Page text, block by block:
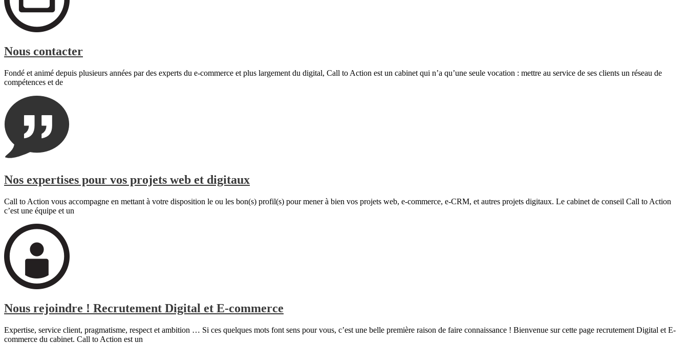
Nous contacter
Fondé et animé depuis plusieurs années par des experts du e-commerce et plus largement du digital, Call to Action est un cabinet qui n’a qu’une seule vocation : mettre au service de ses clients un réseau de
compétences et de
Nos expertises pour vos projets web et digitaux
Call to Action vous accompagne en mettant à votre disposition le ou les bon(s) profil(s) pour mener à bien vos projets web, e-commerce, e-CRM, et autres projets digitaux. Le cabinet de conseil Call to Action
c’est une équipe et un
Nous rejoindre ! Recrutement Digital et E-commerce
Expertise, service client, pragmatisme, respect et ambition … Si ces quelques mots font sens pour vous, c’est une belle première raison de faire connaissance ! Bienvenue sur cette page recrutement Digital et E-
commerce du cabinet. Call to Action est un